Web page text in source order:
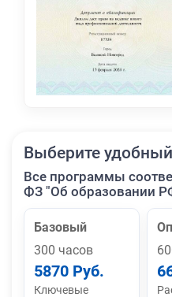
Выберите
Все программы
ФЗ "Об образовании
Базовый
300 часов
5870 Руб.
Ключевые